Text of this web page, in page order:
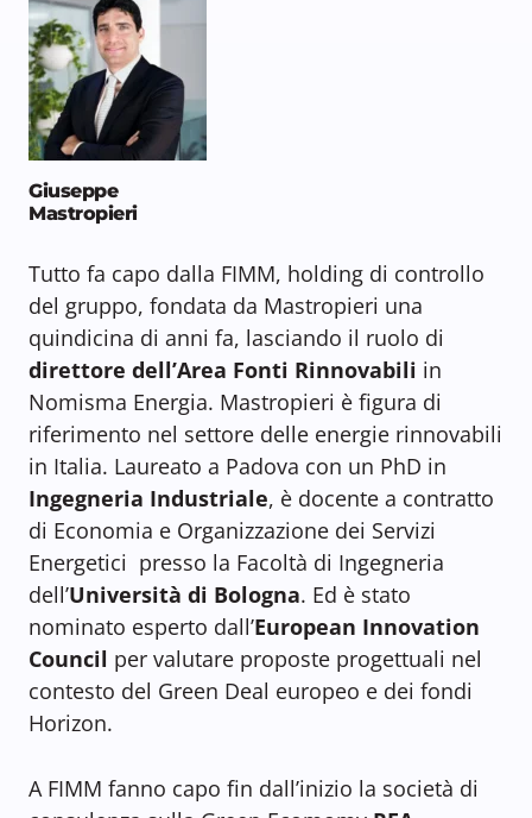
Giuseppe
Mastropieri
Tutto fa capo dalla FIMM, holding di controllo
del gruppo, fondata da Mastropieri una
quindicina di anni fa, lasciando il ruolo di
direttore dell’Area Fonti Rinnovabili in
Nomisma Energia. Mastropieri è figura di
riferimento nel settore delle energie rinnovabili
in Italia. Laureato a Padova con un PhD in
Ingegneria Industriale, è docente a contratto
di Economia e Organizzazione dei Servizi
Energetici presso la Facoltà di Ingegneria
dell’Università di Bologna. Ed è stato
nominato esperto dall’European Innovation
Council per valutare proposte progettuali nel
contesto del Green Deal europeo e dei fondi
Horizon.
A FIMM fanno capo fin dall’inizio la società di